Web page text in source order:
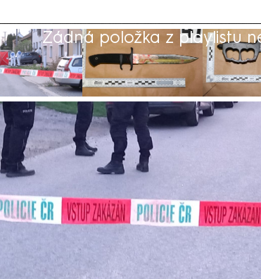
Žádná položka z playlistu
Prima NEWS
2025, 06:23
rodičů, nepřispívá na domácnost,
zavřený ve svém pokoji. Každý
– věčného puberťáka, který nikdy
se z podobného „nemakačenka“
tehdy devětadvacetiletý, se v
svoji rodinu, protože ta chtěla, aby